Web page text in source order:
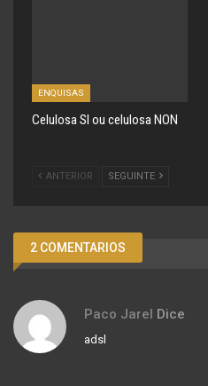
ENQUISAS
Celulosa SI ou celulosa NON
ANTERIOR SEGUINTE
2 COMENTARIOS
Paco Jarel Dice
adsl